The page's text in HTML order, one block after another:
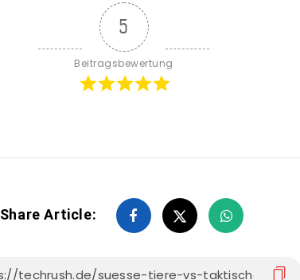
5
Beitragsbewertung
Share Article: